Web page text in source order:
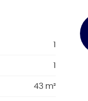
1
1
43 m²